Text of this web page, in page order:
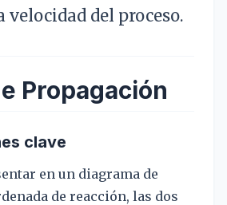
del proceso.
Propagación
clave
en un diagrama de
de reacción, las dos